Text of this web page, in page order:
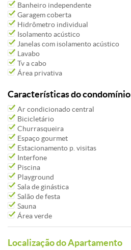
Banheiro independente
Garagem coberta
Hidrômetro individual
Isolamento acústico
Janelas com isolamento acústico
Lavabo
Tv a cabo
Área privativa
Características do condomínio
Ar condicionado central
Bicicletário
Churrasqueira
Espaço gourmet
Estacionamento p. visitas
Interfone
Piscina
Playground
Sala de ginástica
Salão de festa
Sauna
Área verde
Localização do Apartamento